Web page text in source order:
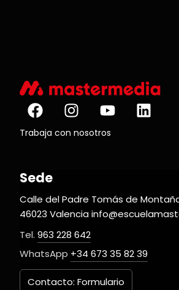
Trabaja con nosotros
Sede
Calle del Padre Tomás de
46023 Valencia
Tel. 963 228 642
WhatsApp +34 673 35 82 39
Contacto: Formulario